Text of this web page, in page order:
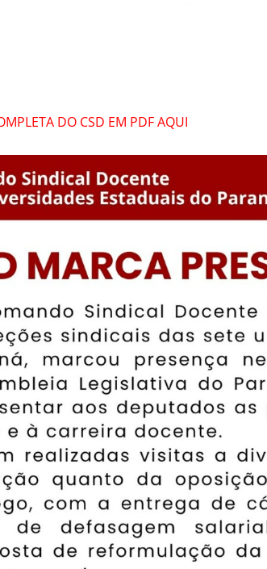
DO CSD EM PDF AQUI